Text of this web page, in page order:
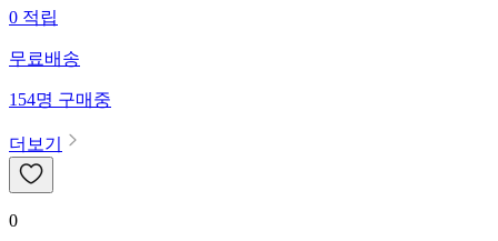
0적립
무료배송
154명구매중
더보기
0